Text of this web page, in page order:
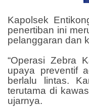
Kapolsek
penertiban ini
pelanggaran dan
“Operasi Zebra
upaya preventif
berlalu lintas.
terutama di
ujarnya.